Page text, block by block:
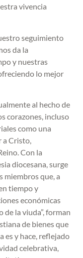
vivencia
seguimiento
da la
y nuestras
lo mejor
al hecho de
corazones, incluso
como una
a Cristo,
Con la
diocesana, surge
miembros que, a
tiempo y
económicas
de la viuda”, forman
de bienes que
es y hace, reflejado
celebrativa,